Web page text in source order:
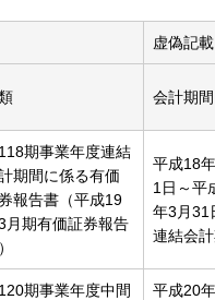
虚偽記載
会計期間
期事業年度連結
期間に係る有価
報告書（平成19
月期有価証券報告
平成18
1日～平
年3月31
連結会
期事業年度中間
平成20